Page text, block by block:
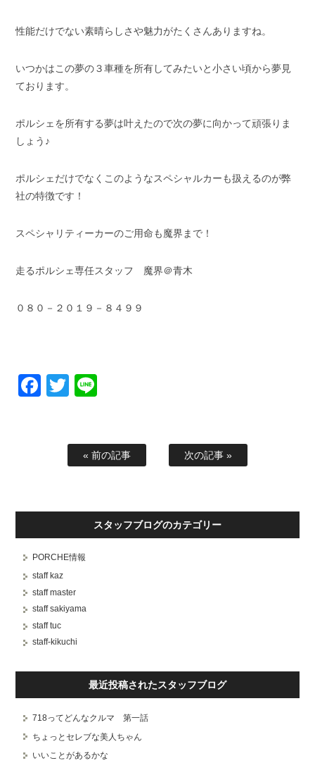
性能だけでない素晴らしさや魅力がたくさんありますね。
いつかはこの夢の３車種を所有してみたいと小さい頃から夢見
ております。
ポルシェを所有する夢は叶えたので次の夢に向かって頑張りま
しょう♪
ポルシェだけでなくこのようなスペシャルカーも扱えるのが弊
社の特徴です！
スペシャリティーカーのご用命も魔界まで！
走るポルシェ専任スタッフ 魔界＠青木
０８０－２０１９－８４９９
Facebook
Twitter
« 前の記事 次の記事 »
スタッフブログのカテゴリー
PORCHE情報
staff kaz
staff master
staff sakiyama
staff tuc
staff-kikuchi
最近投稿されたスタッフブログ
718ってどんなクルマ 第一話
ちょっとセレブな美人ちゃん
いいことがあるかな